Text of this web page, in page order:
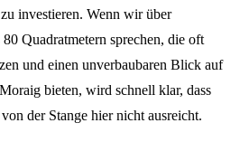
investieren. Wenn wir über
Quadratmetern sprechen, die oft
und einen unverbaubaren Blick auf
bieten, wird schnell klar, dass
der Stange hier nicht ausreicht.